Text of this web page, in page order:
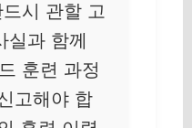
시 관할 고
실과 함께
훈련 과정
고해야 합